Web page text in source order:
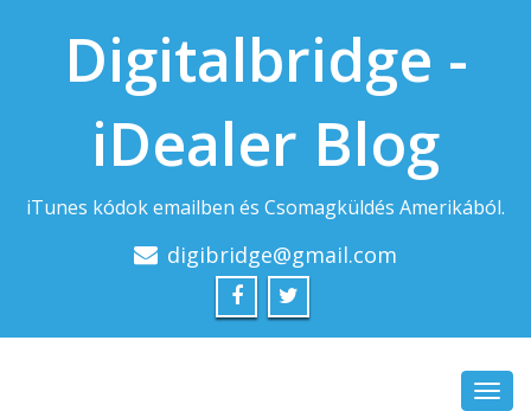
Digitalbridge -
iDealer Blog
iTunes kódok emailben és Csomagküldés Amerikából.
digibridge@gmail.com